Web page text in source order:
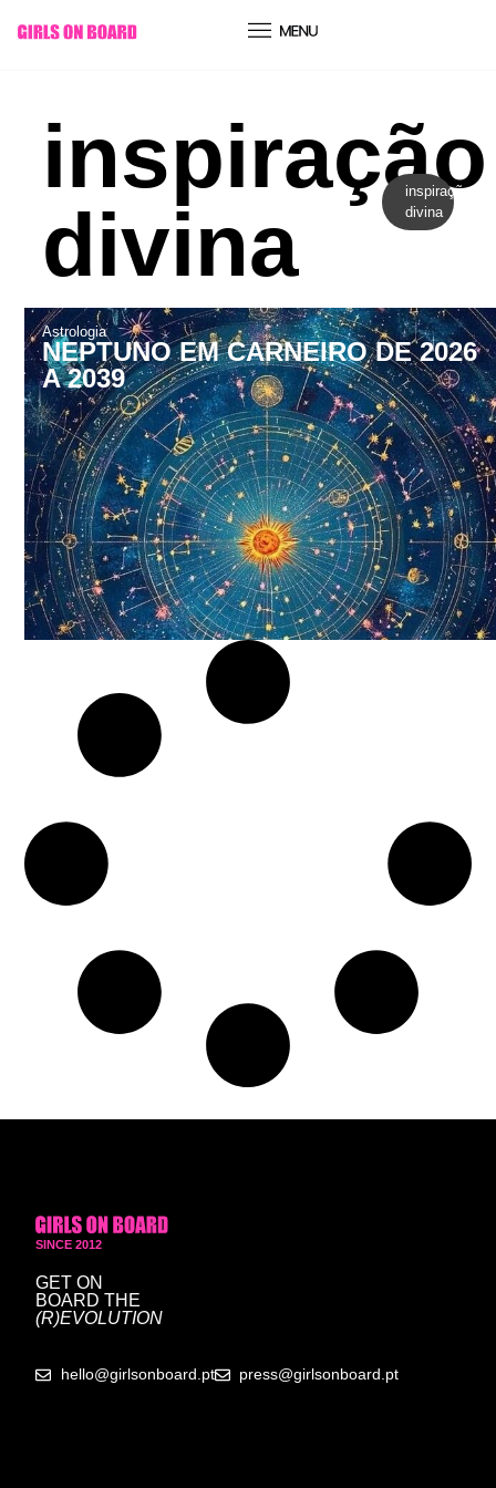
conteúdo
inspiração
divina
inspiração
divina
Astrologia
NEPTUNO EM CARNEIRO DE 2026
A 2039
SINCE 2012
GET ON
BOARD THE
(R)EVOLUTION
hello@girlsonboard.pt press@girlsonboard.pt